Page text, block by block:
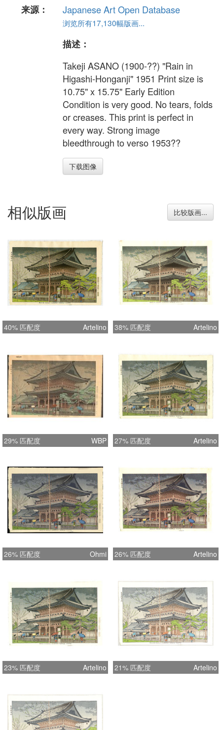
来源：
Japanese Art Open Database
浏览所有17,130幅版画...
描述：
Takeji ASANO (1900-??) "Rain in
Higashi-Honganji" 1951 Print size is
10.75" x 15.75" Early Edition
Condition is very good. No tears, folds
or creases. This print is perfect in
every way. Strong image
bleedthrough to verso 1953??
下载图像
相似版画 比较版画...
40% 匹配度 Artelino 38% 匹配度 Artelino
29% 匹配度 WBP 27% 匹配度 Artelino
26% 匹配度 Ohmi 26% 匹配度 Artelino
23% 匹配度 Artelino 21% 匹配度 Artelino